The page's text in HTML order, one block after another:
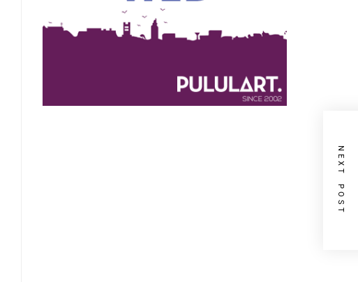
NEXT POST